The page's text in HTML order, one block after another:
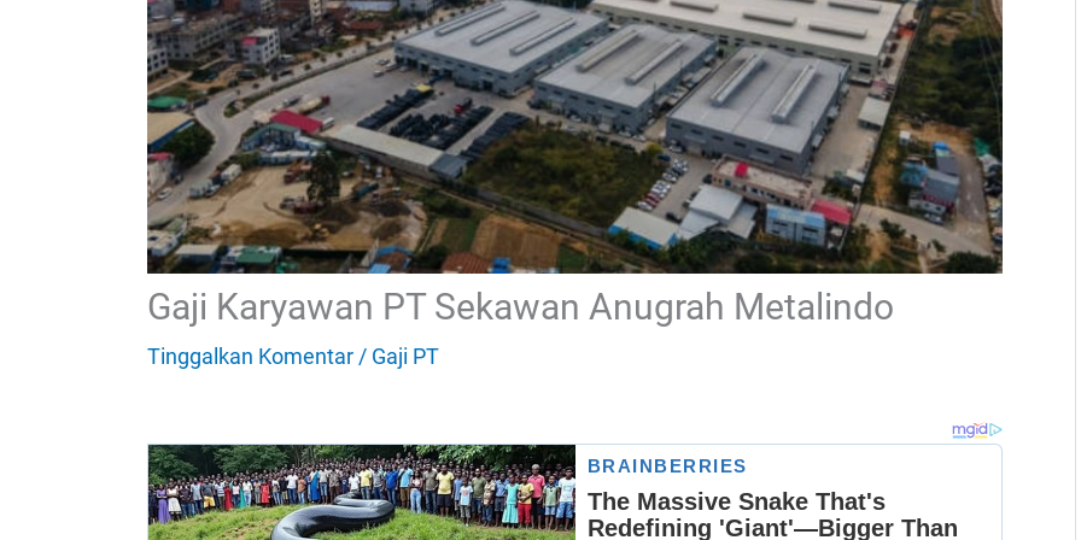
Gaji Karyawan PT Sekawan Anugrah Metalindo
Tinggalkan Komentar / Gaji PT